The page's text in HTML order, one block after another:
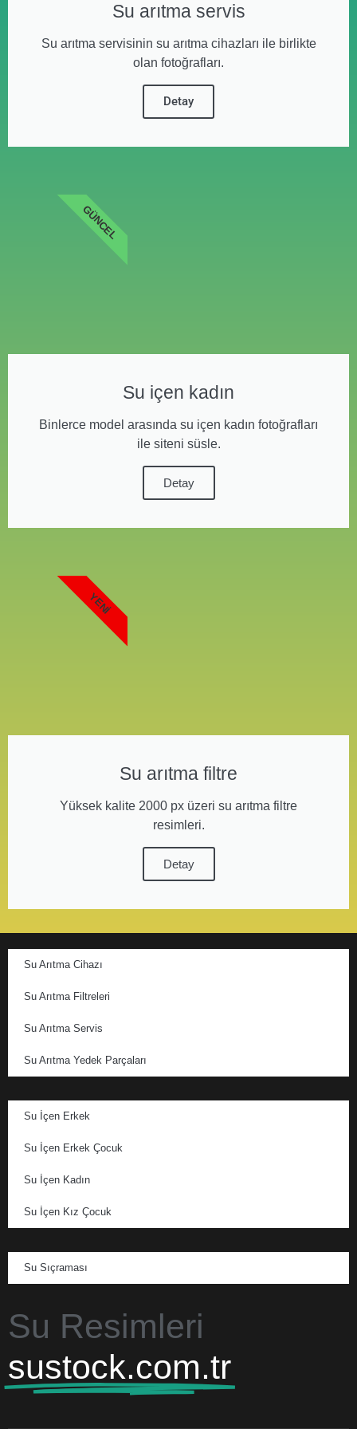
Su arıtma servis
Su arıtma servisinin su arıtma cihazları ile birlikte
olan fotoğrafları.
Detay
Su içen kadın
Binlerce model arasında su içen kadın fotoğrafları
ile siteni süsle.
Detay
GÜNCEL
Su arıtma filtre
Yüksek kalite 2000 px üzeri su arıtma filtre
resimleri.
Detay
YENI
Su Arıtma Cihazı
Su Arıtma Filtreleri
Su Arıtma Servis
Su Arıtma Yedek Parçaları
Su İçen Erkek
Su İçen Erkek Çocuk
Su İçen Kadın
Su İçen Kız Çocuk
Su Sıçraması
Su Resimleri
sustock.com.tr